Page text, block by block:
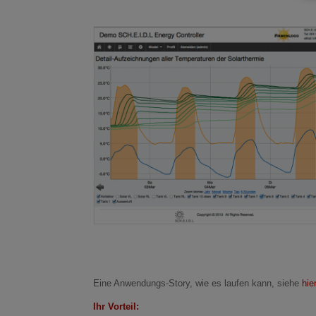
Eine Anwendungs-Story, wie es laufen kann, siehe hier
Ihr Vorteil: